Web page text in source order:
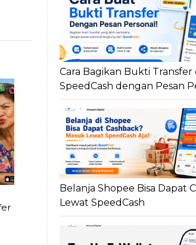
Cara Bagikan Bukti Transfer
SpeedCash dengan Pesan
Belanja Shopee Bisa Dapat
Lewat SpeedCash